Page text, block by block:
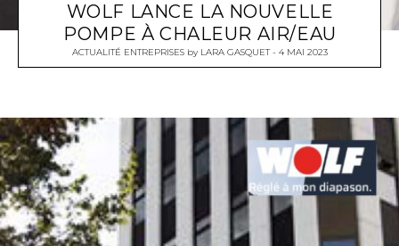
WOLF LANCE LA NOUVELLE
POMPE À CHALEUR AIR/EAU
ACTUALITÉ ENTREPRISES by LARA GASQUET 4 MAI 2023